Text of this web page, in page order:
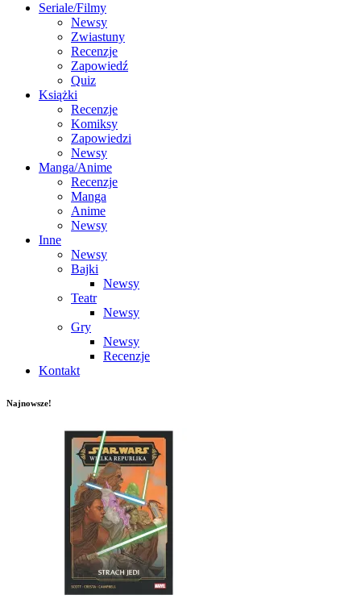
Seriale/Filmy
Newsy
Zwiastuny
Recenzje
Zapowiedź
Quiz
Książki
Recenzje
Komiksy
Zapowiedzi
Newsy
Manga/Anime
Recenzje
Manga
Anime
Newsy
Inne
Newsy
Bajki
Newsy
Teatr
Newsy
Gry
Newsy
Recenzje
Kontakt
Najnowsze!